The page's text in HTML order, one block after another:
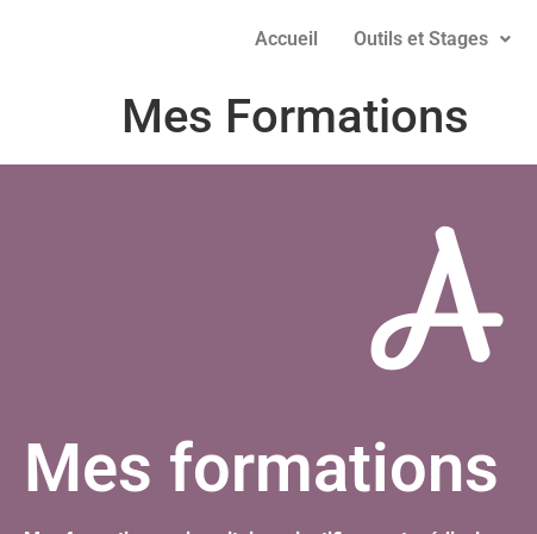
Accueil Outils et Stages
Mes Formations
A
Mes formations